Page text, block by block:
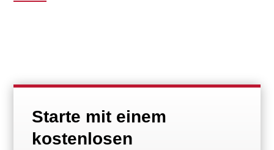
Starte mit einem
kostenlosen